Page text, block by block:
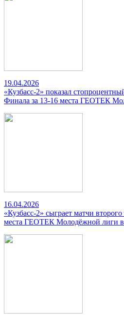
19.04.2026
«Кузбасс-2» показал
Финала за 13-16 места ГЕОТЕК
16.04.2026
«Кузбасс-2» сыграет матчи
места ГЕОТЕК Молодёжной лиги в